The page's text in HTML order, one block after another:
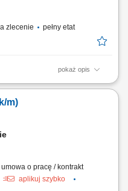
zlecenie pełny etat
pokaż opis
- Pierwsza pomoc
m)
umowa o pracę / kontrakt
aplikuj szybko